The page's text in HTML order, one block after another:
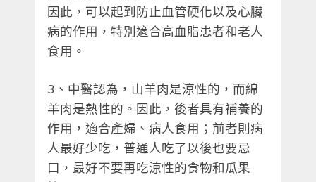
因此，可以起到防止血管硬化以及心臟
病的作用，特別適合高血脂患者和老人
食用。
3、中醫認為，山羊肉是涼性的，而綿
羊肉是熱性的。因此，後者具有補養的
作用，適合產婦、病人食用；前者則病
人最好少吃，普通人吃了以後也要忌
口，最好不要再吃涼性的食物和瓜果